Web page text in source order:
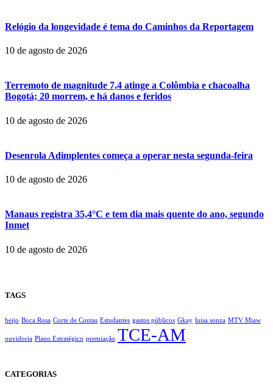
Relógio da longevidade é tema do Caminhos da Reportagem
10 de agosto de 2026
Terremoto de magnitude 7,4 atinge a Colômbia e chacoalha
Bogotá; 20 morrem, e há danos e feridos
10 de agosto de 2026
Desenrola Adimplentes começa a operar nesta segunda-feira
10 de agosto de 2026
Manaus registra 35,4°C e tem dia mais quente do ano, segundo
Inmet
10 de agosto de 2026
TAGS
beijo Boca Rosa Corte de Contas Estudantes gastos públicos Gkay luisa sonza MTV Miaw
ouvidoria Plano Estratégico premiação TCE-AM
CATEGORIAS